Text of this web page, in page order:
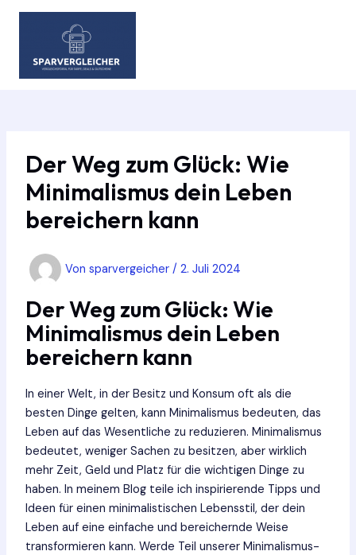
Zum
Der Weg zum Glück: Wie
Minimalismus dein Leben
bereichern kann
Von sparvergeicher / 2. Juli 2024
Der Weg zum Glück: Wie
Minimalismus dein Leben
bereichern kann
In einer Welt, in der Besitz und Konsum oft als die
besten Dinge gelten, kann Minimalismus bedeuten, das
Leben auf das Wesentliche zu reduzieren. Minimalismus
bedeutet, weniger Sachen zu besitzen, aber wirklich
mehr Zeit, Geld und Platz für die wichtigen Dinge zu
haben. In meinem Blog teile ich inspirierende Tipps und
Ideen für einen minimalistischen Lebensstil, der dein
Leben auf eine einfache und bereichernde Weise
transformieren kann. Werde Teil unserer Minimalismus-